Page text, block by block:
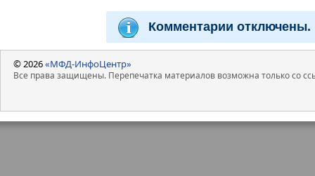
Комментарии отключены.
© 2026«МФД-ИнфоЦентр»
Все права защищены. Перепечатка материалов возможна только со